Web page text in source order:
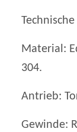
Material:
304.
Antrieb:
Gewinde: